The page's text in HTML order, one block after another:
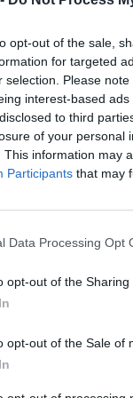
opt-out of the sale,
for targeted
selection. Please
interest-based
to third
of your personal
This information may
Participants that may
Data Processing Opt
opt-out of the Sharing
opt-out of the Sale of
RAFFAELE
F.LLI S.N.C. DI
E MASSIMO
DEL DR. S.
SRL